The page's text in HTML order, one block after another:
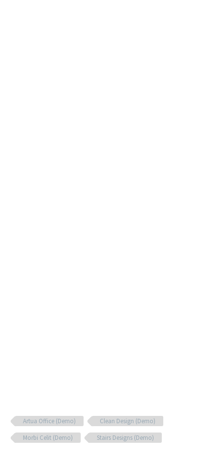
Artua Office (Demo)
Clean Design (Demo)
Morbi Celit (Demo)
Stairs Designs (Demo)